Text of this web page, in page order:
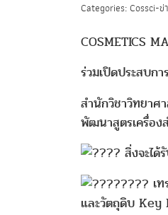
Categories: Cossci-
COSMETICS
ร่วมเปิดประสบก
สำนักวิชาวิทยาศ
พัฒนาสูตรเครื่อง
สิ่งจะได้
เ
และวัตถุดิบ